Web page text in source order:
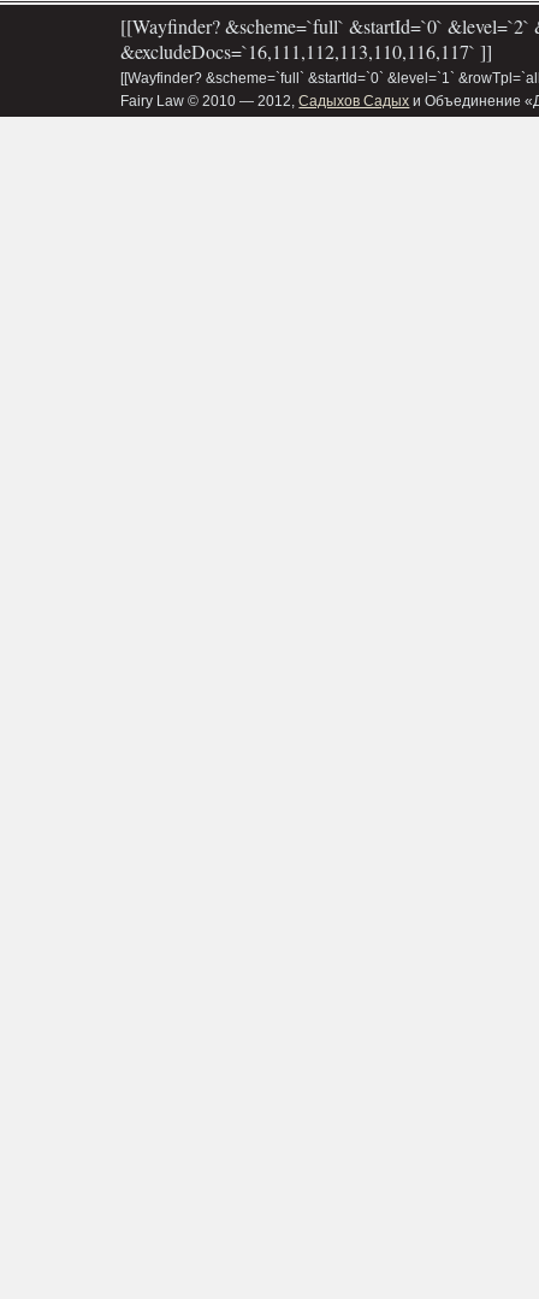
[[Wayfinder? &scheme=`full` &startId=`0`
&excludeDocs=`16,111,112,113,110,116,117` ]]
[[Wayfinder? &scheme=`full` &startId=`0` &level=`1`
Fairy Law © 2010 — 2012,Садыхов Садых и Объединение